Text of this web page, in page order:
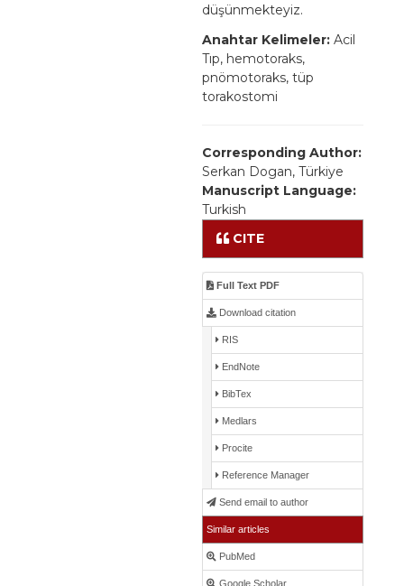
düşünmekteyiz.
Anahtar Kelimeler: Acil
Tıp, hemotoraks,
pnömotoraks, tüp
torakostomi
Corresponding Author:
Serkan Dogan, Türkiye
Manuscript Language:
Turkish
CITE
Full Text PDF
Download citation
RIS
EndNote
BibTex
Medlars
Procite
Reference Manager
Send email to author
Similar articles
PubMed
Google Scholar